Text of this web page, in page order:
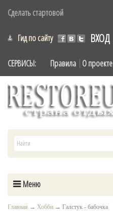
Сделать стартовой
ВХОД
Гид по сайту
СЕРВИСЫ: Правила О проекте
Меню
Главная → Хобби → Галстук - бабочка